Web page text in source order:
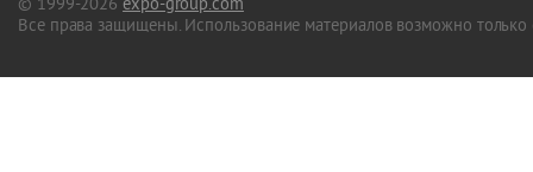
Все права защищены. Использование материалов возможно